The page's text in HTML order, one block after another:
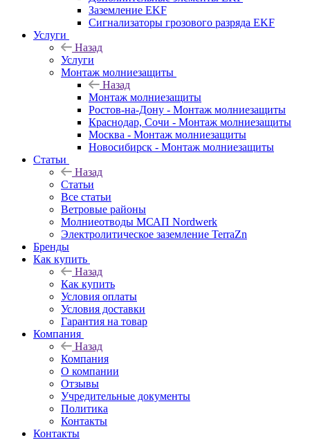
Заземление EKF
Сигнализаторы грозового разряда EKF
Услуги
Назад
Услуги
Монтаж молниезащиты
Назад
Монтаж молниезащиты
Ростов-на-Дону - Монтаж молниезащиты
Краснодар, Сочи - Монтаж молниезащиты
Москва - Монтаж молниезащиты
Новосибирск - Монтаж молниезащиты
Статьи
Назад
Статьи
Все статьи
Ветровые районы
Молниеотводы МСАП Nordwerk
Электролитическое заземление TerraZn
Бренды
Как купить
Назад
Как купить
Условия оплаты
Условия доставки
Гарантия на товар
Компания
Назад
Компания
О компании
Отзывы
Учредительные документы
Политика
Контакты
Контакты